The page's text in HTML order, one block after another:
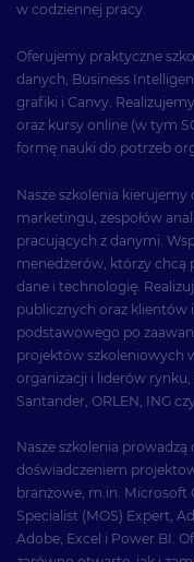
w codziennej pracy.
Oferujemy praktyczne
danych, Business
grafiki i Canvy.
oraz kursy online (w tym
formę nauki do potrzeb
Nasze szkolenia
marketingu, zespołów
pracujących z danymi.
menedżerów, którzy chcą
dane i technologię.
publicznych oraz klientów
podstawowego po
projektów szkoleniowych
organizacji i liderów rynku,
Santander, ORLEN, ING
Nasze szkolenia
doświadczeniem
branżowe, m.in. Microsoft
Specialist (MOS) Expert,
Adobe, Excel i Power BI.